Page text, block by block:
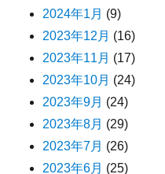
2024年1月 (9)
2023年12月 (16)
2023年11月 (17)
2023年10月 (24)
2023年9月 (24)
2023年8月 (29)
2023年7月 (26)
2023年6月 (25)